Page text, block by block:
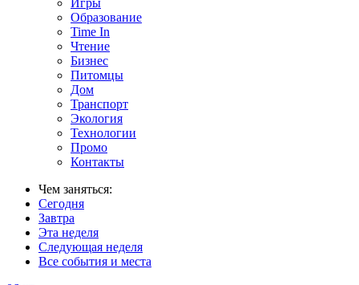
Игры
Образование
Time In
Чтение
Бизнес
Питомцы
Дом
Транспорт
Экология
Технологии
Промо
Контакты
Чем заняться:
Сегодня
Завтра
Эта неделя
Следующая неделя
Все события и места